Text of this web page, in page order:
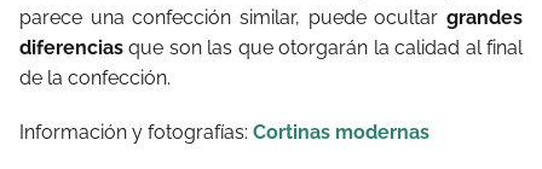
parece una confección similar, puede ocultar grandes
diferencias que son las que otorgarán la calidad al final
de la confección.
Información y fotografías: Cortinas modernas